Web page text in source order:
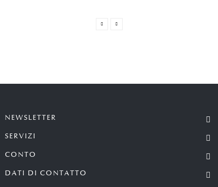
NEWSLETTER
SERVIZI
CONTO
DATI DI CONTATTO